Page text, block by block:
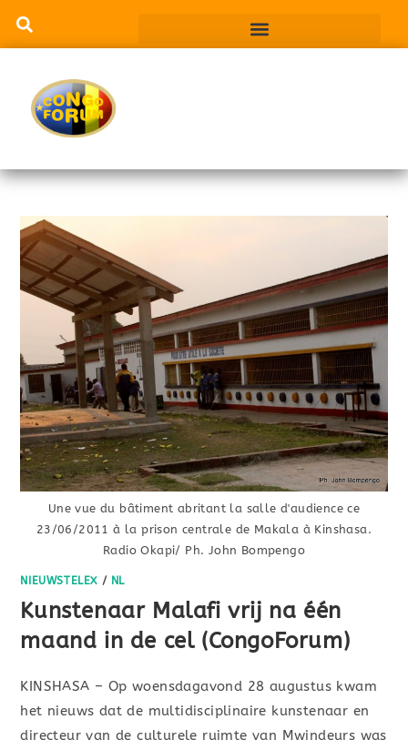
Une vue du bâtiment abritant la salle d'audience ce
23/06/2011 à la prison centrale de Makala à Kinshasa.
Radio Okapi/ Ph. John Bompengo
NIEUWSTELEX / NL
Kunstenaar Malafi vrij na één
maand in de cel (CongoForum)
KINSHASA – Op woensdagavond 28 augustus kwam
het nieuws dat de multidisciplinaire kunstenaar en
directeur van de culturele ruimte van Mwindeurs was